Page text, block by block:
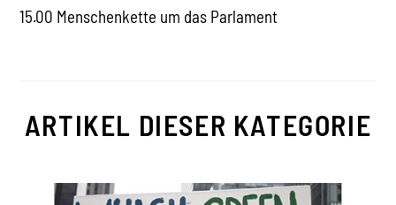
15.00 Menschenkette um das Parlament
ARTIKEL DIESER KATEGORIE